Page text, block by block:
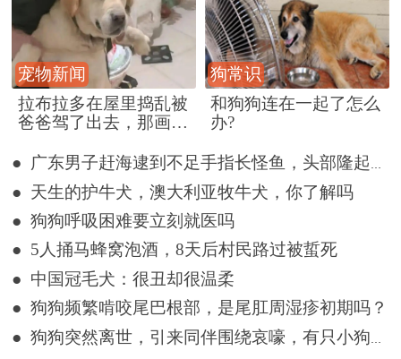
宠物新闻
拉布拉多在屋里捣乱被
爸爸驾了出去，那画面
狗常识
和狗狗连在一起了怎么
办?
● 广东男子赶海逮到不足手指长怪鱼，头部隆起像奥特曼
● 天生的护牛犬，澳大利亚牧牛犬，你了解吗
● 狗狗呼吸困难要立刻就医吗
● 5人捅马蜂窝泡酒，8天后村民路过被蜇死
● 中国冠毛犬：很丑却很温柔
● 狗狗频繁啃咬尾巴根部，是尾肛周湿疹初期吗？
● 狗狗突然离世，引来同伴围绕哀嚎，有只小狗尿都没撒完就来了